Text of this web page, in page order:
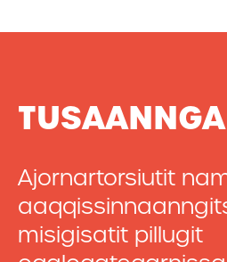
TUSAANNGA
Ajornartorsiutit
misigisatit pillugit